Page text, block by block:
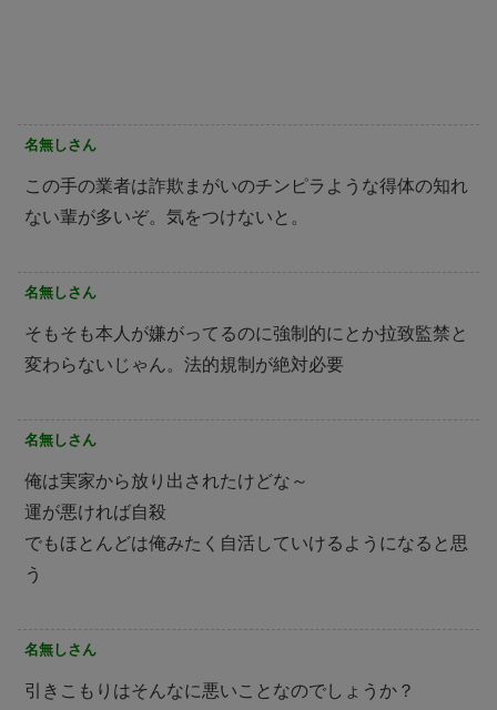
名無しさん
この手の業者は詐欺まがいのチンピラような得体の知れ
ない輩が多いぞ。気をつけないと。
名無しさん
そもそも本人が嫌がってるのに強制的にとか拉致監禁と
変わらないじゃん。法的規制が絶対必要
名無しさん
俺は実家から放り出されたけどな～
運が悪ければ自殺
でもほとんどは俺みたく自活していけるようになると思
う
名無しさん
引きこもりはそんなに悪いことなのでしょうか？